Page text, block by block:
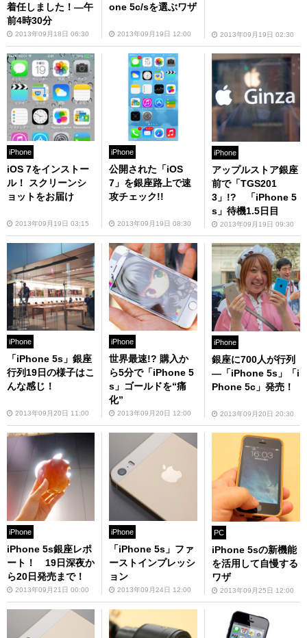
着任しました！—午
前4時30分
2013年09月18日 06:30
one 5c/sを選ぶワザ
2013年09月19日 12:00 2013年09月19日 02:30
iPhone
iOS 7をインストー
ル！ スクリーンシ
ョットをお届け
2013年09月19日 03:15
iPhone
公開された「iOS
7」を銀座路上で速
攻チェック!!
2013年09月19日 08:30
iPhone
アップルストア銀座
前で「TGS201
3」!? 「iPhone 5
s」待機1.5日目
2013年09月19日 09:30
iPhone
「iPhone 5s」銀座
行列19日の様子はこ
んな感じ！
2013年09月20日 11:00
iPhone
世界最速!? 購入か
ら5分で「iPhone 5
s」ゴールドを“痛
化”
2013年09月20日 12:00
iPhone
銀座に700人が行列
—「iPhone 5s」「i
Phone 5c」発売！
2013年09月20日 20:30
iPhone
iPhone 5s銀座レポ
ート！ 19日深夜か
ら20日発売まで！
2013年09月21日 00:00
iPhone
「iPhone 5s」ファ
ーストインプレッシ
ョン
2013年09月24日 12:00
PC
iPhone 5sの新機能
を活用して自慢する
ワザ
2013年09月25日 12:00